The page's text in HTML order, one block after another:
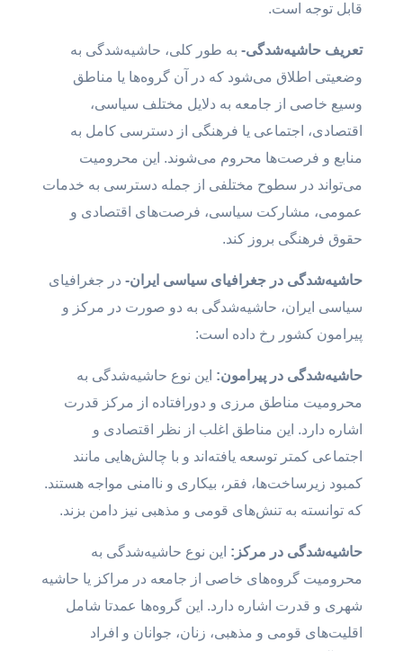
قابل توجه است.
تعریف حاشیه‌شدگی- به طور کلی، حاشیه‌شدگی به
وضعیتی اطلاق می‌شود که در آن گروه‌ها یا مناطق
وسیع خاصی از جامعه به دلایل مختلف سیاسی،
اقتصادی، اجتماعی یا فرهنگی از دسترسی کامل به
منابع و فرصت‌ها محروم می‌شوند. این محرومیت
می‌تواند در سطوح مختلفی از جمله دسترسی به خدمات
عمومی، مشارکت سیاسی، فرصت‌های اقتصادی و
حقوق فرهنگی بروز کند.
حاشیه‌شدگی در جغرافیای سیاسی ایران- در جغرافیای
سیاسی ایران، حاشیه‌شدگی به دو صورت در مرکز و
پیرامون کشور رخ داده است:
حاشیه‌شدگی در پیرامون: این نوع حاشیه‌شدگی به
محرومیت مناطق مرزی و دورافتاده از مرکز قدرت
اشاره دارد. این مناطق اغلب از نظر اقتصادی و
اجتماعی کمتر توسعه یافته‌اند و با چالش‌هایی مانند
کمبود زیرساخت‌ها، فقر، بیکاری و ناامنی مواجه هستند.
که توانسته به تنش‌های قومی و مذهبی نیز دامن بزند.
حاشیه‌شدگی در مرکز: این نوع حاشیه‌شدگی به
محرومیت گروه‌های خاصی از جامعه در مراکز یا حاشیه
شهری و قدرت اشاره دارد. این گروه‌ها عمدتا شامل
اقلیت‌های قومی و مذهبی، زنان، جوانان و افراد